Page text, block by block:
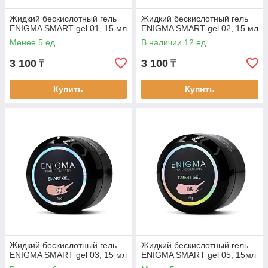
Жидкий бескислотный гель
ENIGMA SMART gel 01, 15 мл
Менее 5 ед.
3 100 ₸
Купить
Жидкий бескислотный гель
ENIGMA SMART gel 02, 15 мл
В наличии 12 ед.
3 100 ₸
Купить
Жидкий бескислотный гель
ENIGMA SMART gel 03, 15 мл
Жидкий бескислотный гель
ENIGMA SMART gel 05, 15мл